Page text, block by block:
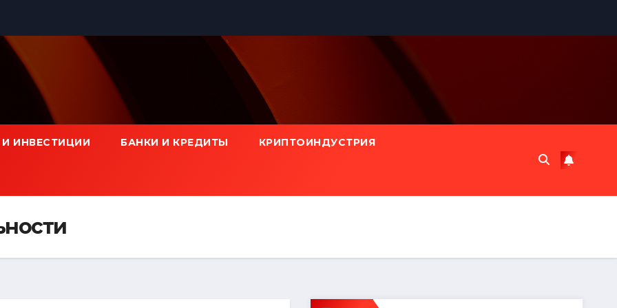
И ИНВЕСТИЦИИ БАНКИ И КРЕДИТЫ КРИПТОИНДУСТРИЯ